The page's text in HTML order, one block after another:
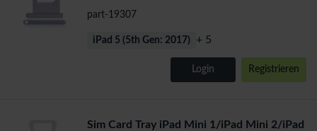
part-19307
iPad 5 (5th Gen: 2017) + 5
Login Registrieren
Sim Card Tray iPad Mini 1/iPad Mini 2/iPad